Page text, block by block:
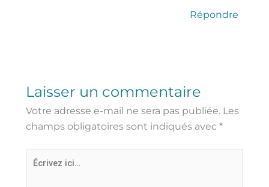
Répondre
Laisser un commentaire
Votre adresse e-mail ne sera pas publiée. Les
champs obligatoires sont indiqués avec *
Écrivez